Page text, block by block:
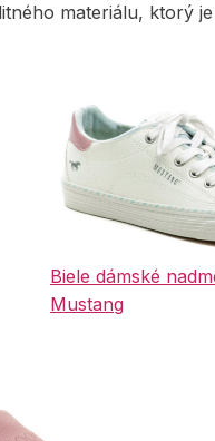
materiálu, ktorý
Biele dámské
Mustang